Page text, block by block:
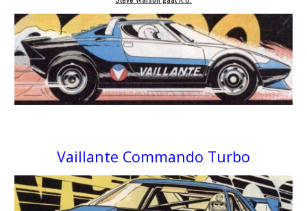
Vaillante Commando Turbo